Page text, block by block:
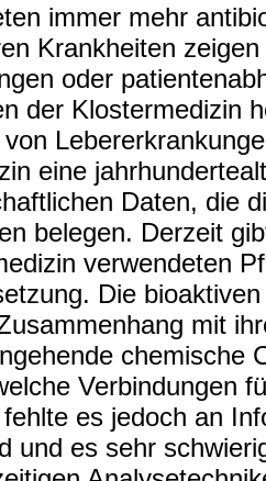
immer mehr
Krankheiten
oder
der Klostermedizin
eine
Daten, die
belegen. Derzeit
verwendeten
Die
mit
chemische
Verbindungen
es jedoch an
und es sehr